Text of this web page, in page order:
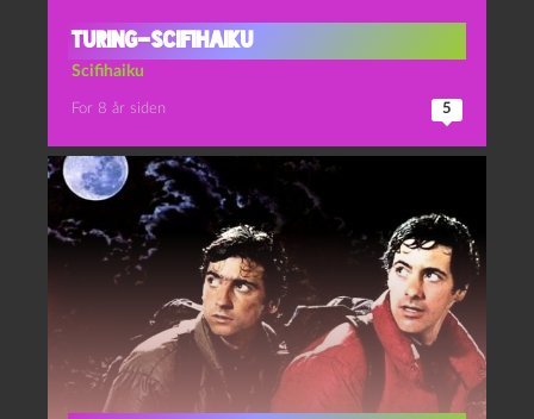
Turing-scifihaiku
Scifihaiku
For 8 år siden 5